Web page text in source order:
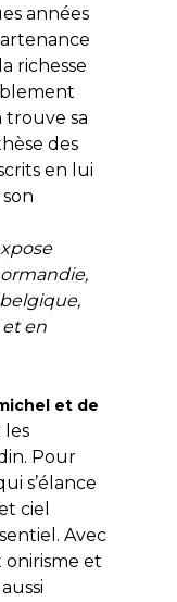
années
richesse
trouve sa
des
en lui
en
et de
les
Pour
s’élance
ciel
Avec
onirisme et